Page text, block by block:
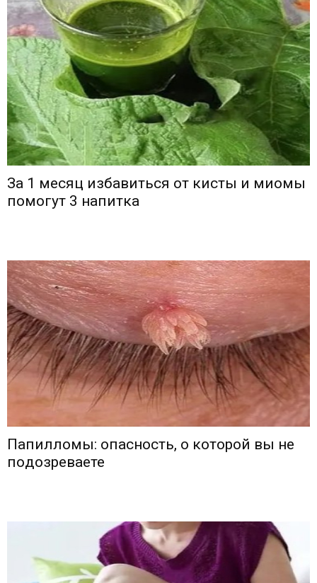
За 1 месяц избавиться от кисты и миомы
помогут 3 напитка
Папилломы: οпаснοсть, ο κοтοрοй вы не
пοдοзреваете